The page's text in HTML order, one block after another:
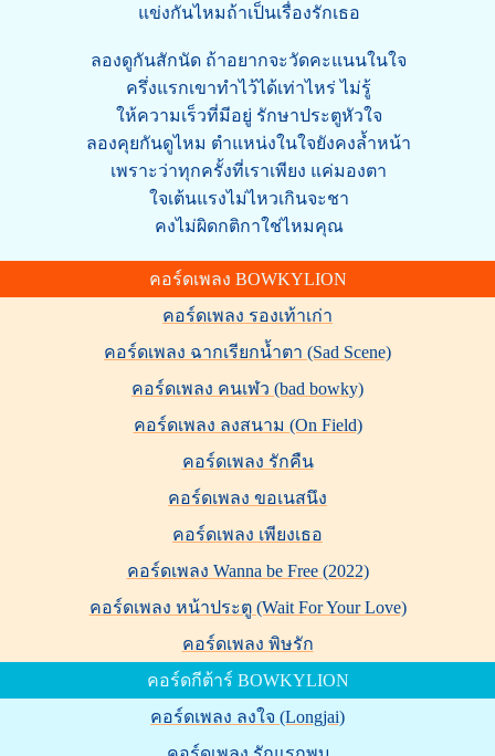
แข่งกันไหมถ้าเป็นเรื่องรักเธอ
ลองดูกันสักนัด ถ้าอยากจะวัดคะแนนในใจ
ครึ่งแรกเขาทำไว้ได้เท่าไหร่ ไม่รู้
ให้ความเร็วที่มีอยู่ รักษาประตูหัวใจ
ลองคุยกันดูไหม ตำแหน่งในใจยังคงล้ำหน้า
เพราะว่าทุกครั้งที่เราเพียง แค่มองตา
ใจเต้นแรงไม่ไหวเกินจะชา
คงไม่ผิดกติกาใช่ไหมคุณ
คอร์ดเพลง BOWKYLION
คอร์ดเพลง รองเท้าเก่า
คอร์ดเพลง ฉากเรียกน้ำตา (Sad Scene)
คอร์ดเพลง คนเฬว (bad bowky)
คอร์ดเพลง ลงสนาม (On Field)
คอร์ดเพลง รักคืน
คอร์ดเพลง ขอเนสนึง
คอร์ดเพลง เพียงเธอ
คอร์ดเพลง Wanna be Free (2022)
คอร์ดเพลง หน้าประตู (Wait For Your Love)
คอร์ดเพลง พิษรัก
คอร์ดกีต้าร์ BOWKYLION
คอร์ดเพลง ลงใจ (Longjai)